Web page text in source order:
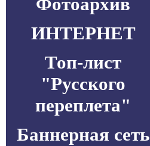
ИНТЕРНЕТ
Топ-лист
"Русского
переплета"
Баннерная сеть